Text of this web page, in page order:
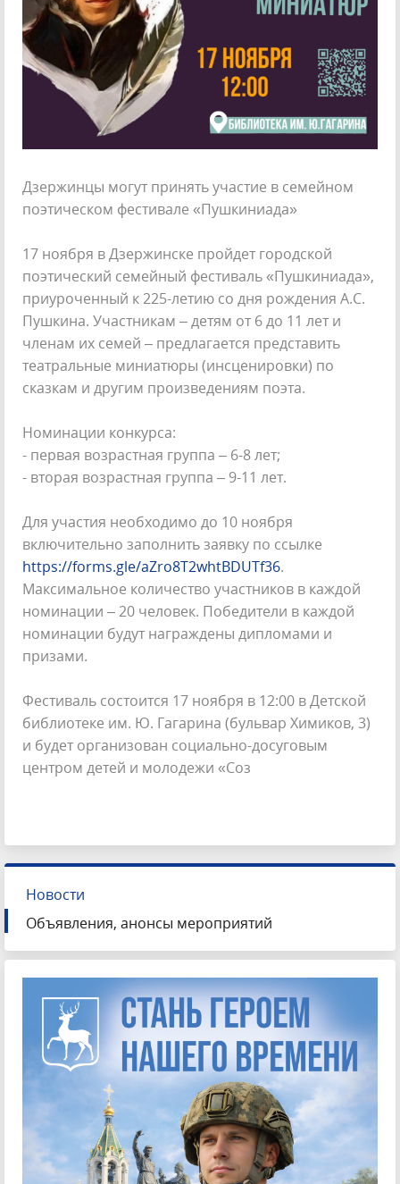
Дзержинцы могут принять участие в семейном
поэтическом фестивале «Пушкиниада»
17 ноября в Дзержинске пройдет городской
поэтический семейный фестиваль «Пушкиниада»,
приуроченный к 225-летию со дня рождения А.С.
Пушкина. Участникам – детям от 6 до 11 лет и
членам их семей – предлагается представить
театральные миниатюры (инсценировки) по
сказкам и другим произведениям поэта.
Номинации конкурса:
- первая возрастная группа – 6-8 лет;
- вторая возрастная группа – 9-11 лет.
Для участия необходимо до 10 ноября
включительно заполнить заявку по ссылке
https://forms.gle/aZro8T2whtBDUTf36.
Максимальное количество участников в каждой
номинации – 20 человек. Победители в каждой
номинации будут награждены дипломами и
призами.
Фестиваль состоится 17 ноября в 12:00 в Детской
библиотеке им. Ю. Гагарина (бульвар Химиков, 3)
и будет организован социально-досуговым
центром детей и молодежи «Соз
Новости
Объявления, анонсы мероприятий